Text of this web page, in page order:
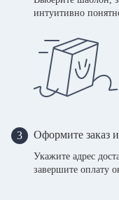
интуитивно
3 Оформите заказ
Укажите адрес
завершите оплату